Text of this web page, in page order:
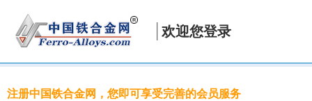
欢迎您登录
注册中国铁合金网，您即可享受完善的会员服务